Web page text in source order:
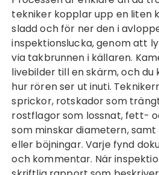
tekniker kopplar upp en liten
sladd och för ner den i
inspektionslucka, genom att
via takbrunnen i källaren.
livebilder till en skärm, och du
hur rören ser ut inuti.
sprickor, rotskador som
rostflagor som lossnat, fett-
som minskar diametern,
eller böjningar. Varje fynd
och kommentar. När